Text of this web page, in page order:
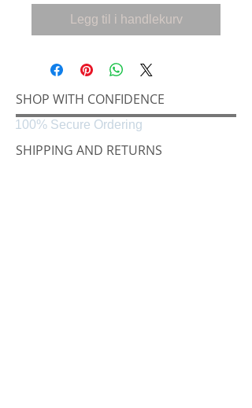
Legg til i handlekurv
SHOP WITH CONFIDENCE
SHIPPING AND RETURNS
100% Secure Ordering